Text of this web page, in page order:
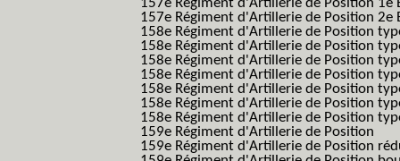
157e Régiment d'Artillerie de Position 1e
157e Régiment d'Artillerie de Position 2e
158e Régiment d'Artillerie de Position
158e Régiment d'Artillerie de Position
158e Régiment d'Artillerie de Position
158e Régiment d'Artillerie de Position
158e Régiment d'Artillerie de Position
158e Régiment d'Artillerie de Position
158e Régiment d'Artillerie de Position
159e Régiment d'Artillerie de Position
159e Régiment d'Artillerie de Position